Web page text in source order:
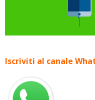
Iscriviti al canale